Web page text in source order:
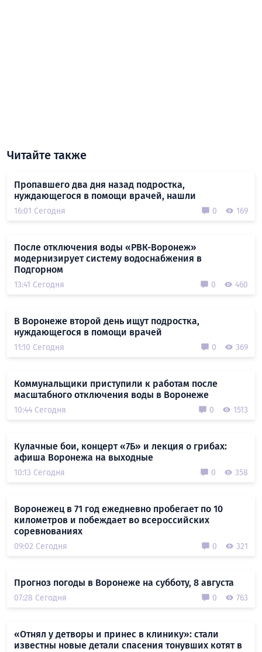
Читайте также
Пропавшего два дня назад подростка,
нуждающегося в помощи врачей, нашли
16:01 Сегодня 0 169
После отключения воды «РВК-Воронеж»
модернизирует систему водоснабжения в
Подгорном
13:41 Сегодня 0 460
В Воронеже второй день ищут подростка,
нуждающегося в помощи врачей
11:10 Сегодня 0 369
Коммунальщики приступили к работам после
масштабного отключения воды в Воронеже
10:44 Сегодня 0 1513
Кулачные бои, концерт «7Б» и лекция о грибах:
афиша Воронежа на выходные
10:13 Сегодня 0 358
Воронежец в 71 год ежедневно пробегает по 10
километров и побеждает во всероссийских
соревнованиях
09:02 Сегодня 0 321
Прогноз погоды в Воронеже на субботу, 8 августа
07:28 Сегодня 0 763
«Отнял у детворы и принес в клинику»: стали
известны новые детали спасения тонувших котят в